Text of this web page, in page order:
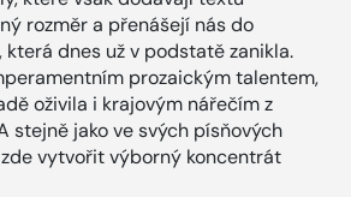
rozměr a přenášejí nás do
dnes už v podstatě zanikla.
prozaickým talentem,
oživila i krajovým nářečím z
stejně jako ve svých písňových
vytvořit výborný koncentrát